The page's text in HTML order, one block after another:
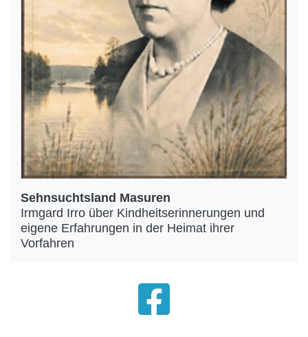
Sehnsuchtsland Masuren
Irmgard Irro über Kindheitserinnerungen und
eigene Erfahrungen in der Heimat ihrer
Vorfahren